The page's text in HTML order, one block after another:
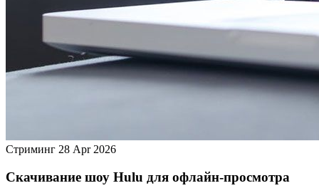
Стриминг 28 Apr 2026
Скачивание шоу Hulu для офлайн‑просмотра